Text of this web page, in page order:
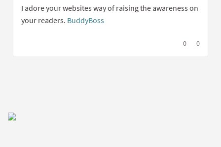
I adore your websites way of raising the awareness on
your readers. BuddyBoss
I agree with
0 I0